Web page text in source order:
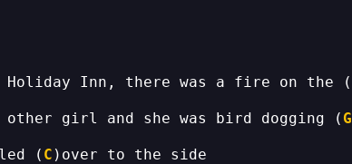
Inn, there was a fire on the (
girl and she was bird dogging ( G
( C